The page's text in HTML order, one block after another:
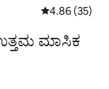
5 ರಲ್ಲಿ 4.86
4.86 (35)
ಮಾಸಿಕ